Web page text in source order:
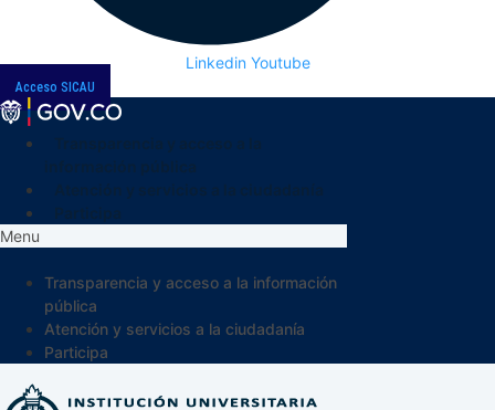
Linkedin Youtube
Acceso SICAU
Menu
Transparencia y acceso a la información
pública
Atención y servicios a la ciudadanía
Participa